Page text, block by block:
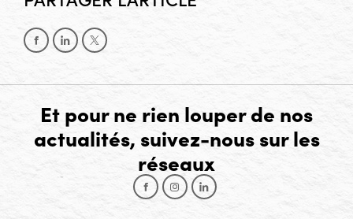
Partager sur Facebook
Partager sur LinkedIn
Partager sur X
Et pour ne rien louper de nos
actualités, suivez-nous sur les
réseaux
Facebook
Instagram
LinkedIn